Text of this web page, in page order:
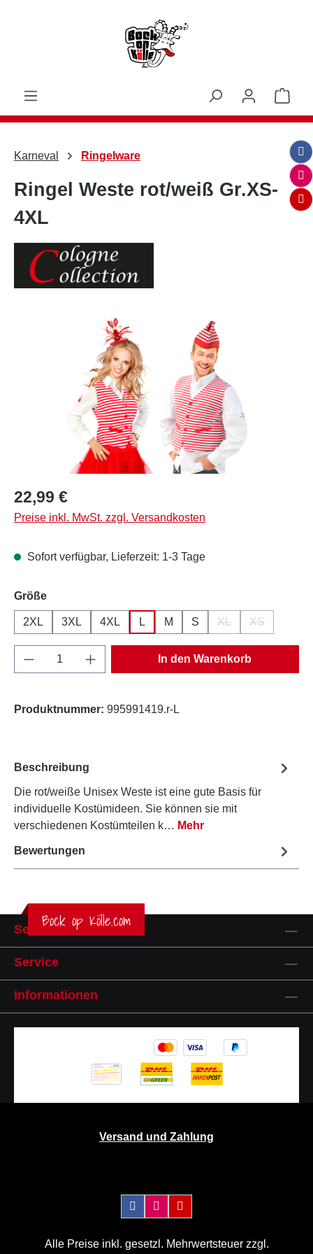
Karneval Ringelware
Ringel Weste rot/weiß Gr.XS-
4XL
Bildergalerie überspringen
Regulärer Preis:
22,99 €
Preise inkl. MwSt. zzgl. Versandkosten
Sofort verfügbar, Lieferzeit: 1-3 Tage
Größeauswählen
2XL 3XL 4XL L M S XL XS
Produkt Anzahl: Gib den gewünschten
In den Warenkorb
Produktnummer: 995991419.r-L
Beschreibung
Die rot/weiße Unisex Weste ist eine gute Basis für
individuelle Kostümideen. Sie können sie mit
verschiedenen Kostümteilen k… Mehr
Bewertungen
Bock op Kölle.com
Service-Hotline
Service
Informationen
Versand und Zahlung
Alle Preise inkl. gesetzl. Mehrwertsteuer zzgl.